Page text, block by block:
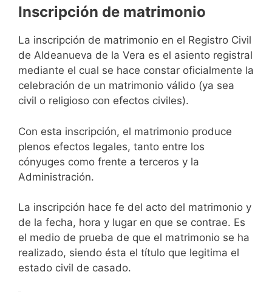
Inscripción de matrimonio
La inscripción de matrimonio en el Registro Civil
de Aldeanueva de la Vera es el asiento registral
mediante el cual se hace constar oficialmente la
celebración de un matrimonio válido (ya sea
civil o religioso con efectos civiles).
Con esta inscripción, el matrimonio produce
plenos efectos legales, tanto entre los
cónyuges como frente a terceros y la
Administración.
La inscripción hace fe del acto del matrimonio y
de la fecha, hora y lugar en que se contrae. Es
el medio de prueba de que el matrimonio se ha
realizado, siendo ésta el título que legitima el
estado civil de casado.